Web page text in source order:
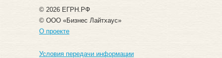
© 2026 ЕГРН.РФ
© ООО «Бизнес Лайтхаус»
О проекте
Условия передачи информации